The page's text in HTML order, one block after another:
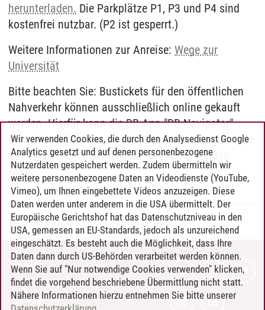
herunterladen. Die Parkplätze P1, P3 und P4 sind
kostenfrei nutzbar. (P2 ist gesperrt.)
Weitere Informationen zur Anreise: Wege zur
Universität
Bitte beachten Sie: Bustickets für den öffentlichen
Nahverkehr können ausschließlich online gekauft
werden. Hierfür kann die DB-App "DB Navigator"
benutzt werden. Sie erhalten das Ticket als QR-Code
auf Ihrem Handy, der im Bus vorgezeigt werden
kann.
Tagungsorganisation LüneGAL2026/06.05.2026
KONTAKT
LEUPHANA ALS ARBEITGEBER
INTRANET
Wir verwenden Cookies, die durch den Analysedienst Google
Analytics gesetzt und auf denen personenbezogene
Nutzerdaten gespeichert werden. Zudem übermitteln wir
weitere personenbezogene Daten an Videodienste (YouTube,
Vimeo), um Ihnen eingebettete Videos anzuzeigen. Diese
Daten werden unter anderem in die USA übermittelt. Der
Europäische Gerichtshof hat das Datenschutzniveau in den
USA, gemessen an EU-Standards, jedoch als unzureichend
eingeschätzt. Es besteht auch die Möglichkeit, dass Ihre
Daten dann durch US-Behörden verarbeitet werden können.
Wenn Sie auf "Nur notwendige Cookies verwenden" klicken,
findet die vorgehend beschriebene Übermittlung nicht statt.
Nähere Informationen hierzu entnehmen Sie bitte unserer